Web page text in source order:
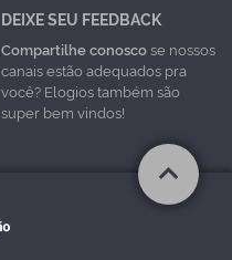
DEIXE SEU FEEDBACK
Compartilhe conoscose nossos
canais estão adequados pra
você? Elogios também são
super bem vindos!